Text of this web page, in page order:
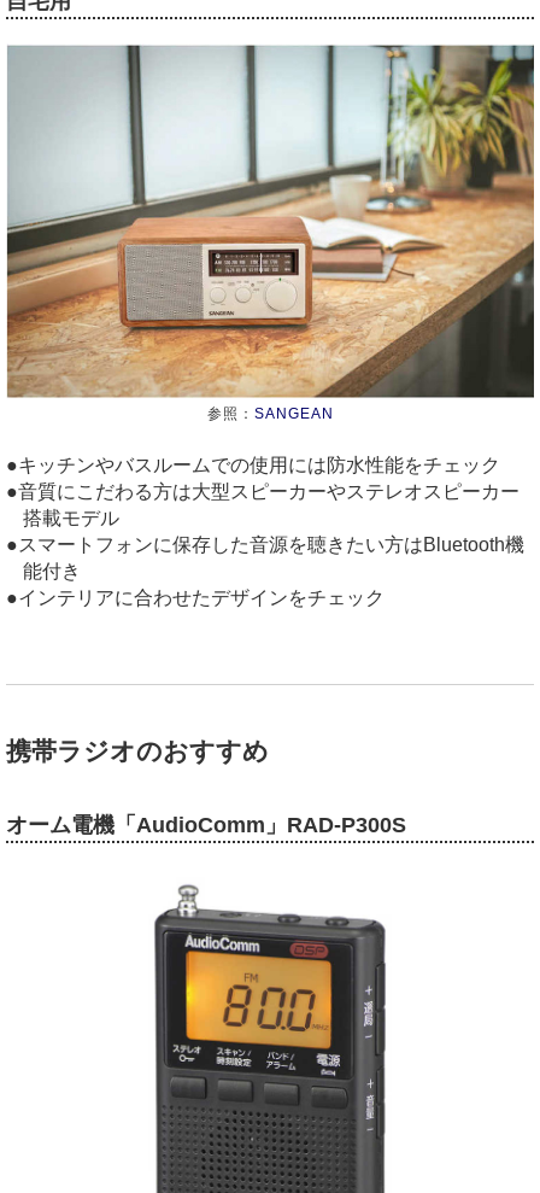
参照： SANGEAN
キッチンやバスルームでの使用には防水性能をチェック
音質にこだわる方は大型スピーカーやステレオスピーカー
搭載モデル
スマートフォンに保存した音源を聴きたい方はBluetooth機
能付き
インテリアに合わせたデザインをチェック
携帯ラジオのおすすめ
オーム電機「AudioComm」RAD-P300S